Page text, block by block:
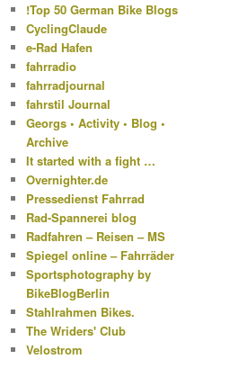
!Top 50 German Bike Blogs
CyclingClaude
e-Rad Hafen
fahrradio
fahrradjournal
fahrstil Journal
Georgs • Activity • Blog •
Archive
It started with a fight …
Overnighter.de
Pressedienst Fahrrad
Rad-Spannerei blog
Radfahren – Reisen – MS
Spiegel online – Fahrräder
Sportsphotography by
BikeBlogBerlin
Stahlrahmen Bikes.
The Wriders' Club
Velostrom